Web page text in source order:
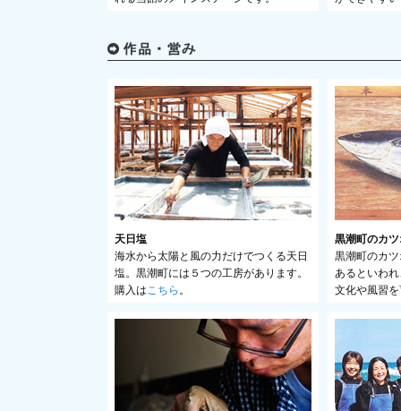
天日塩
海水から太陽と風の力だけでつくる天日
塩。黒潮町には５つの工房があります。
購入はこちら 。
黒潮町のカ
黒潮町のカ
あるといわ
文化や風習